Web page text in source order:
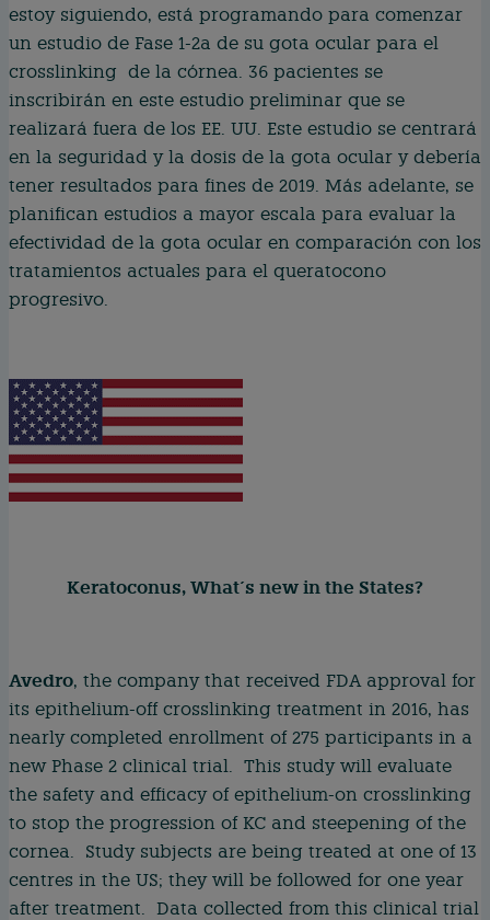
estoy siguiendo, está programando para comenzar
un estudio de Fase 1-2a de su gota ocular para el
crosslinking de la córnea. 36 pacientes se
inscribirán en este estudio preliminar que se
realizará fuera de los EE. UU. Este estudio se centrará
en la seguridad y la dosis de la gota ocular y debería
tener resultados para fines de 2019. Más adelante, se
planifican estudios a mayor escala para evaluar la
efectividad de la gota ocular en comparación con los
tratamientos actuales para el queratocono
progresivo.
Keratoconus, What´s new in the States?
Avedro, the company that received FDA approval for
its epithelium-off crosslinking treatment in 2016, has
nearly completed enrollment of 275 participants in a
new Phase 2 clinical trial. This study will evaluate
the safety and efficacy of epithelium-on crosslinking
to stop the progression of KC and steepening of the
cornea. Study subjects are being treated at one of 13
centres in the US; they will be followed for one year
after treatment. Data collected from this clinical trial